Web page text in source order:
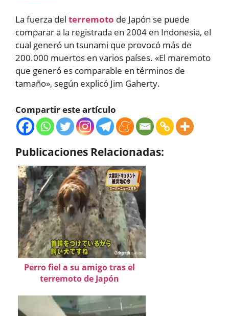
La fuerza del terremoto de Japón se puede
comparar a la registrada en 2004 en Indonesia, el
cual generó un tsunami que provocó más de
200.000 muertos en varios países. «El maremoto
que generó es comparable en términos de
tamaño», según explicó Jim Gaherty.
Compartir este artículo
Publicaciones Relacionadas:
Perro fiel a su amigo tras el
terremoto de Japón